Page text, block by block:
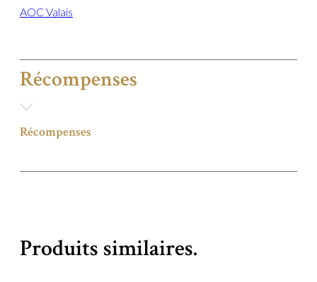
AOC Valais
Récompenses
Récompenses
Produits similaires.